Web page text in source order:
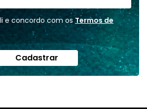
e concordo com os Termos de
Cadastrar